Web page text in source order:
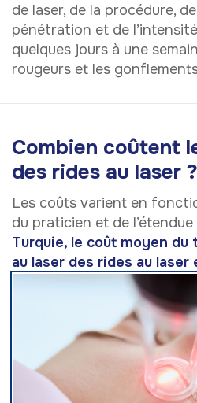
de laser, de la procédure,
pénétration et de
quelques jours à une
rougeurs et les
Combien coûtent
des rides au laser ?
Les coûts varient en
du praticien et de
Turquie, le coût moyen
au laser des rides au